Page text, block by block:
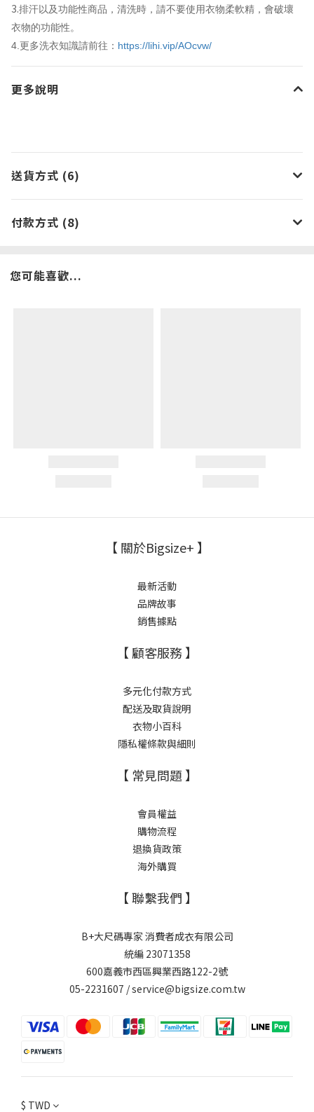
3.排汗以及功能性商品，清洗時，請不要使用衣物柔軟精，會破壞
衣物的功能性。
4. 更多洗衣知識請前往： https://lihi.vip/AOcvw/
更多說明
送貨方式 (6)
付款方式 (8)
您可能喜歡...
【 關於Bigsize+ 】
最新活動
品牌故事
銷售據點
【 顧客服務 】
多元化付款方式
配送及取貨說明
衣物小百科
隱私權條款與細則
【 常見問題 】
會員權益
購物流程
退換貨政策
海外購買
【 聯繫我們 】
B+大尺碼專家 消費者成衣有限公司
統編 23071358
600嘉義市西區興業西路122-2號
05-2231607 / service@bigsize.com.tw
$ TWD